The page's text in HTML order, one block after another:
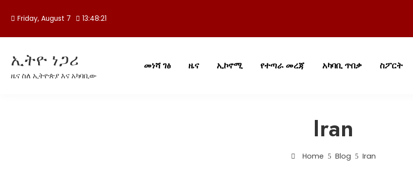
Friday, August 7 13:48:22
ኢትዮ ነጋሪ
ዜና ስለ ኢትዮጵያ እና አካባቢው
መነሻ ገፅ ዜና ኢኮኖሚ የተጣራ መረጃ አካባቢ ጥበቃ ስፖርት
Iran
Home Blog Iran